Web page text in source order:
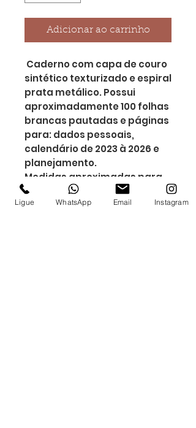
Adicionar ao carrinho
Caderno com capa de couro
sintético texturizado e espiral
prata metálico. Possui
aproximadamente 100 folhas
brancas pautadas e páginas
para: dados pessoais,
calendário de 2023 à 2026 e
planejamento.
Medidas aproximadas para
gravação (CxL): 28 cm x 20
cm
Ligue WhatsApp Email Instagram